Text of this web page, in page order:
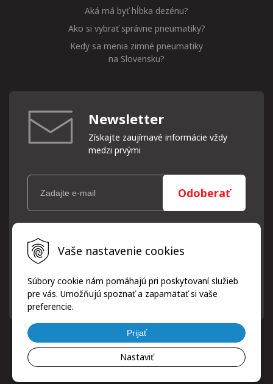
Vaše nastavenie cookies
Súbory cookie nám pomáhajú pri poskytovaní služieb
pre vás. Umožňujú spoznať a zapamätať si vaše
preferencie.
Prijať
Nastaviť
Aká má byť hĺbka dezénu?
Ako si vybrať správne pneumatiky?
Kedy sa menia zimné pneumatiky
na Slovensku?
Newsletter
Získajte zaujímavé informácie vždy
medzi prvými
Odoberať
Vaše osobné údaje (email) budeme spracovávať len za týmto
účelom v súlade s platnou legislatívou a zásadami ochrany
osobných údajov. Súhlas potvrdíte kliknutím na odkaz, ktorý
písomne, emailom alebo kliknutím na odkaz z ktoréhokoľvek
informačného emailu.
© 2026 ProfiPneuServis!